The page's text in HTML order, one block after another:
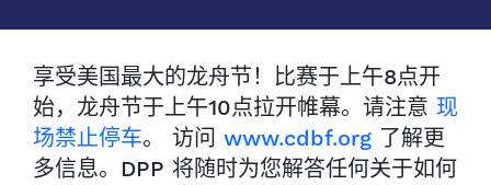
享受美国最大的龙舟节！比赛于上午8点开
始，龙舟节于上午10点拉开帷幕。请注意 现
场禁止停车。 访问 www.cdbf.org 了解更
多信息。DPP 将随时为您解答任何关于如何